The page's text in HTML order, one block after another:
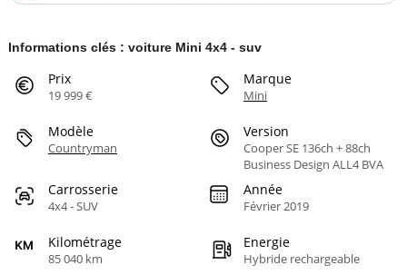
Informations clés : voiture Mini 4x4 - suv
Prix
19 999 €
Marque
Mini
Modèle
Countryman
Version
Cooper SE 136ch + 88ch
Business Design ALL4 BVA
Carrosserie
4x4 - SUV
Année
Février 2019
Kilométrage
85 040 km
Energie
Hybride rechargeable